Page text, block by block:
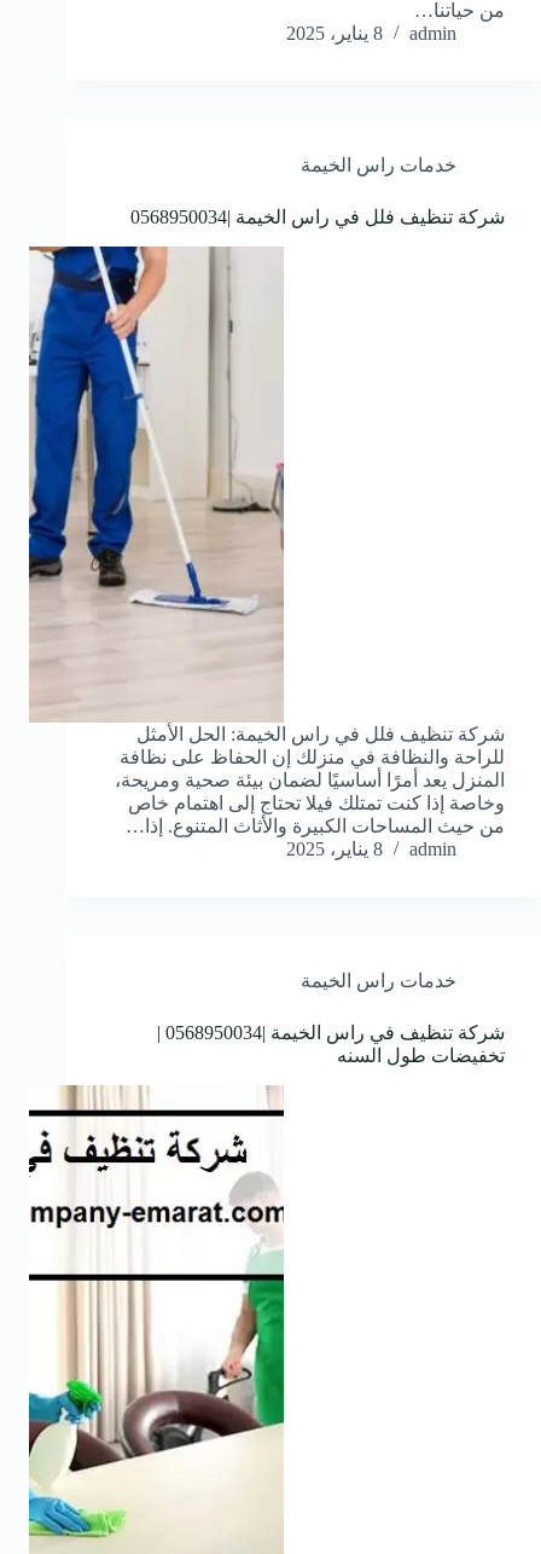
من حياتنا…
admin
8 يناير، 2025
خدمات راس الخيمة
شركة تنظيف فلل في راس الخيمة |0568950034
شركة تنظيف فلل في راس الخيمة: الحل الأمثل
للراحة والنظافة في منزلك إن الحفاظ على نظافة
المنزل يعد أمرًا أساسيًا لضمان بيئة صحية ومريحة،
وخاصة إذا كنت تمتلك فيلا تحتاج إلى اهتمام خاص
من حيث المساحات الكبيرة والأثاث المتنوع. إذا…
admin
8 يناير، 2025
خدمات راس الخيمة
شركة تنظيف في راس الخيمة |0568950034 |
تخفيضات طول السنه